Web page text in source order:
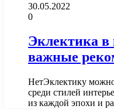
30.05.2022
0
Эклектика в
важные
НетЭклектику
среди стилей
из каждой эпохи и